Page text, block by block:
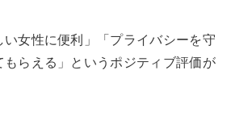
女性に便利」「プライバシーを守
もらえる」というポジティブ評価が